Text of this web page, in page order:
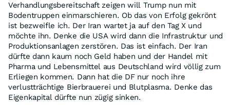
Verhandlungsbereitschaft zeigen will Trump nun mit
Bodentruppen einmarschieren. Ob das von Erfolg gekrönt
ist bezweifle ich. Der Iran wartet ja auf den Tag X und
möchte ihn. Denke die USA wird dann die Infrastruktur und
Produktionsanlagen zerstören. Das ist einfach. Der Iran
dürfte dann kaum noch Geld haben und der Handel mit
Pharma und Lebensmittel aus Deutschland wird völlig zum
Erliegen kommen. Dann hat die DF nur noch ihre
verlustträchtige Bierbrauerei und Blutplasma. Denke das
Eigenkapital dürfte nun zügig sinken.